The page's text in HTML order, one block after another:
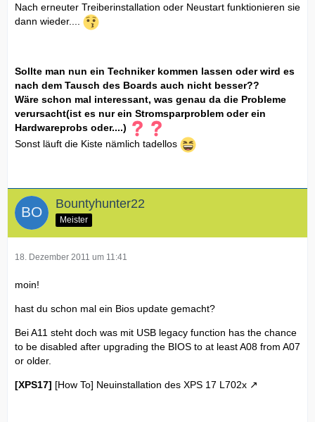
Nach erneuter Treiberinstallation oder Neustart funktionieren sie
dann wieder....
Sollte man nun ein Techniker kommen lassen oder wird es
nach dem Tausch des Boards auch nicht besser??
Wäre schon mal interessant, was genau da die Probleme
verursacht(ist es nur ein Stromsparproblem oder ein
Hardwareprobs oder....)
Sonst läuft die Kiste nämlich tadellos
Bountyhunter22
Meister
18. Dezember 2011 um 11:41
moin!
hast du schon mal ein Bios update gemacht?
Bei A11 steht doch was mit USB legacy function has the chance
to be disabled after upgrading the BIOS to at least A08 from A07
or older.
[XPS17] [How To] Neuinstallation des XPS 17 L702x